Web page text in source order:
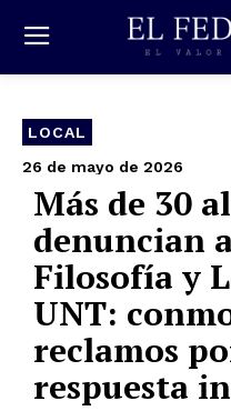
LOCAL
26 de mayo de 2026
Más de 30
denuncian
Filosofía y
UNT:
reclamos
respuesta